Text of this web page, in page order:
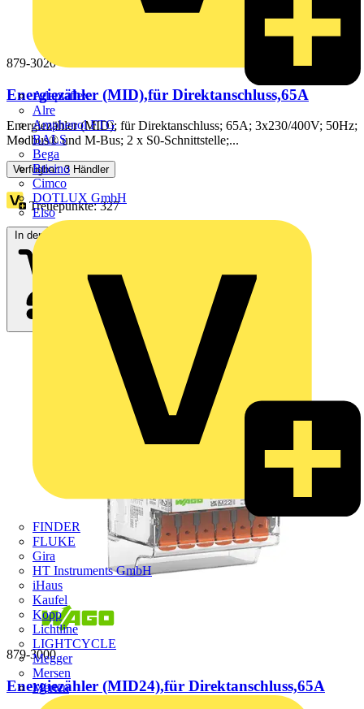
Adaptaflex
Alre
Amphenol FTG
BALS
Bega
Bticino
Cimco
DOTLUX GmbH
Elso
FINDER
FLUKE
Gira
HT Instruments GmbH
iHaus
Kaufel
Kopp
Lichtline
LIGHTCYCLE
Megger
Mersen
Merten
879-3020
Energiezähler (MID),für Direktanschluss,65A
Energiezähler (MID); für Direktanschluss; 65A; 3x230/400V; 50Hz;
Modbus® und M-Bus; 2 x S0-Schnittstelle;...
Verfügbar: 3 Händler
Treuepunkte:327
In den Warenkorb
879-3000
Energiezähler (MID24),für Direktanschluss,65A